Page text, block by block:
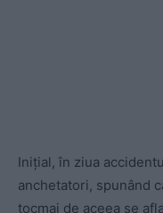
Inițial, în ziua
anchetatori, spunând
tocmai de aceea se